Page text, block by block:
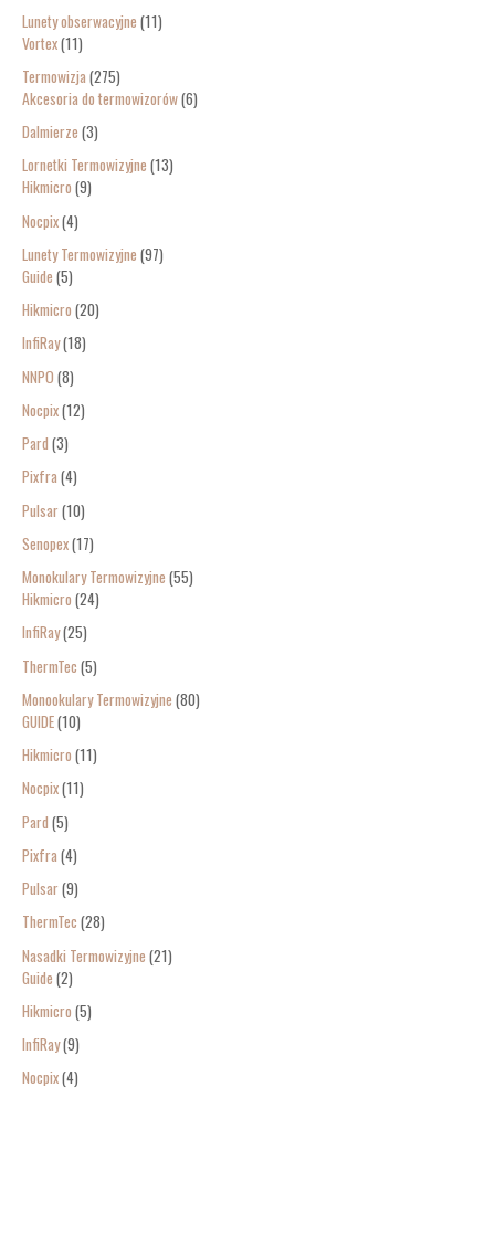
Lunety obserwacyjne 11
Vortex 11
Termowizja 275
Akcesoria do termowizorów 6
Dalmierze 3
Lornetki Termowizyjne 13
Hikmicro 9
Nocpix 4
Lunety Termowizyjne 97
Guide 5
Hikmicro 20
InfiRay 18
NNPO 8
Nocpix 12
Pard 3
Pixfra 4
Pulsar 10
Senopex 17
Monokulary Termowizyjne 55
Hikmicro 24
InfiRay 25
ThermTec 5
Monookulary Termowizyjne 80
GUIDE 10
Hikmicro 11
Nocpix 11
Pard 5
Pixfra 4
Pulsar 9
ThermTec 28
Nasadki Termowizyjne 21
Guide 2
Hikmicro 5
InfiRay 9
Nocpix 4